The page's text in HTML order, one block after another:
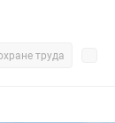
труда